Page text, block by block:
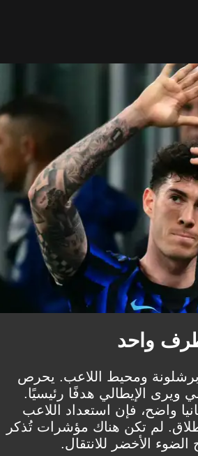
طرف واحد
برشلونة ومحيط اللاعب. يحرص
ويرى الإيطالي هدفًا رئيسيًا.
واضح، فإن استعداد اللاعب
لم تكن هناك مؤشرات تُذكر
الأخضر للانتقال.